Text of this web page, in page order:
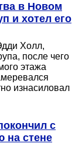
в Новом
и хотел его
Холл,
после чего
этажа
изнасиловал
с
на стене